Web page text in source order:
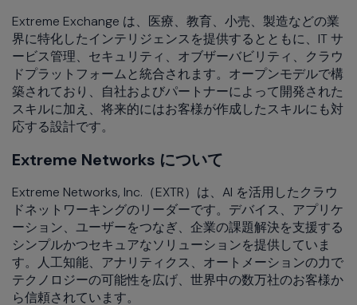
Extreme Exchange は、医療、教育、小売、製造などの業
界に特化したインテリジェンスを提供するとともに、IT サ
ービス管理、セキュリティ、オブザーバビリティ、クラウ
ドプラットフォームと統合されます。オープンモデルで構
築されており、自社およびパートナーによって開発された
スキルに加え、将来的にはお客様が作成したスキルにも対
応する設計です。
Extreme Networks について
Extreme Networks, Inc.（EXTR）は、AI を活用したクラウ
ドネットワーキングのリーダーです。デバイス、アプリケ
ーション、ユーザーをつなぎ、企業の課題解決を支援する
シンプルかつセキュアなソリューションを提供していま
す。人工知能、アナリティクス、オートメーションの力で
テクノロジーの可能性を広げ、世界中の数万社のお客様か
ら信頼されています。